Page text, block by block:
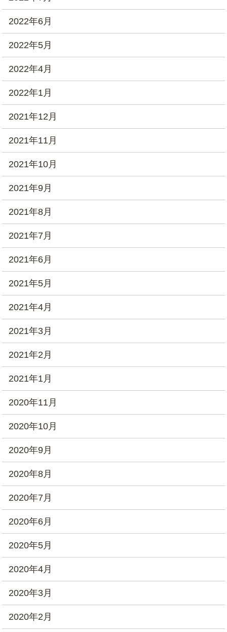
2022年6月
2022年5月
2022年4月
2022年1月
2021年12月
2021年11月
2021年10月
2021年9月
2021年8月
2021年7月
2021年6月
2021年5月
2021年4月
2021年3月
2021年2月
2021年1月
2020年11月
2020年10月
2020年9月
2020年8月
2020年7月
2020年6月
2020年5月
2020年4月
2020年3月
2020年2月